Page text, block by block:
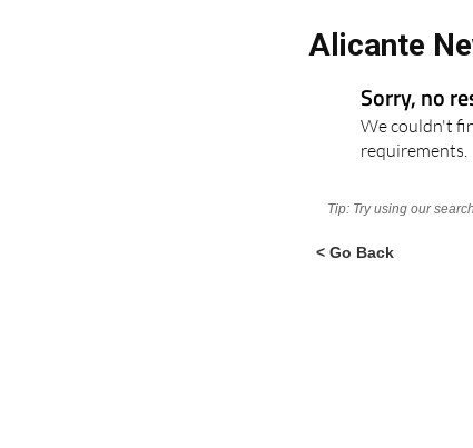
Alicante
Sorry, no
We couldn't
requirements.
Tip: Try using our
< Go Back